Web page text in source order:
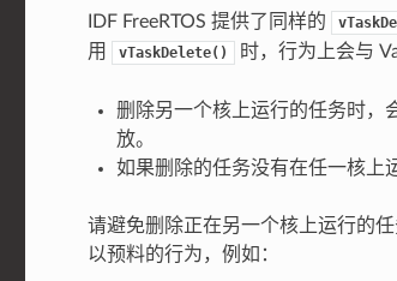
IDF FreeRTOS 提供了同样的
用
vTaskDelete() 时，行为上会与
删除另一个核上运行的任务时，
放。
如果删除的任务没有在任一核上
请避免删除正在另一个核上运行的
以预料的行为，例如：